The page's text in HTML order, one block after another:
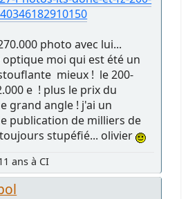
photo avec lui...
moi qui est été un
mieux ! le 200-
e ! plus le prix du
grand angle ! j'ai un
publication de milliers de
stupéfié... olivier
ans à CI